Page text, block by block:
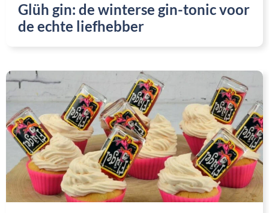
Glüh gin: de winterse gin-tonic voor
de echte liefhebber